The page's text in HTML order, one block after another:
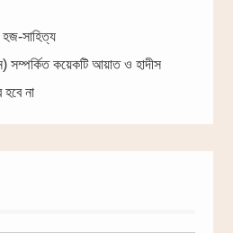
হজ-সাহিত্য
সম্পর্কিত কয়েকটি আয়াত ও হাদীস
না